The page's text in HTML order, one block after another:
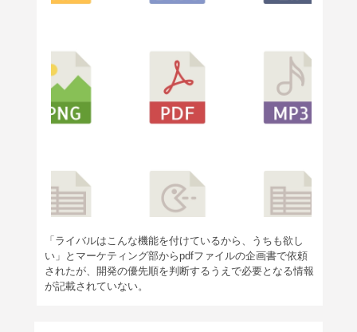
「ライバルはこんな機能を付けているから、うちも欲し
い」とマーケティング部からpdfファイルの企画書で依頼
されたが、開発の優先順を判断するうえで必要となる情報
が記載されていない。